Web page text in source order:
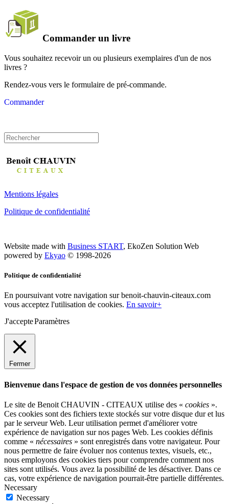
Commander un livre
Vous souhaitez recevoir un ou plusieurs exemplaires d'un de nos
livres ?
Rendez-vous vers le formulaire de pré-commande.
Commander
Mentions légales
Politique de confidentialité
Website made with Business START, EkoZen Solution Web
powered by Ekyao © 1998-2026
Politique de confidentialité
En poursuivant votre navigation sur benoit-chauvin-citeaux.com
vous acceptez l'utilisation de cookies. En savoir+
J'accepteParamètres
Fermer
Bienvenue dans l'espace de gestion de vos données personnelles
Le site de Benoit CHAUVIN - CITEAUX utilise des « cookies ».
Ces cookies sont des fichiers texte stockés sur votre disque dur et lus
par le serveur Web. Leur utilisation permet d'améliorer votre
expérience de navigation sur nos pages Web. Les cookies définis
comme « nécessaires » sont enregistrés dans votre navigateur. Pour
nous permettre de faire évoluer nos contenus textes, visuels, etc.,
nous employons des cookies tiers pour comprendre comment nos
sites sont utilisés. Vous avez la possibilité de les désactiver. Dans ce
cas, votre expérience de navigation pourrait-être partielle différentes.
Necessary
Necessary